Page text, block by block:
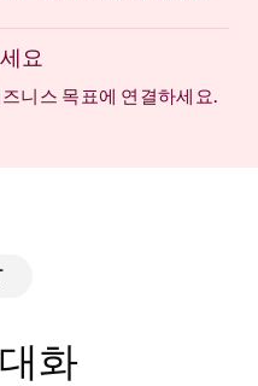
요
니스 목표에 연결하세요.
화